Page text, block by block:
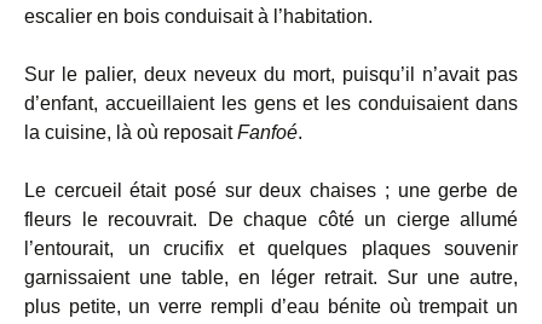
escalier en bois conduisait à l’habitation.
Sur le palier, deux neveux du mort, puisqu’il n’avait pas
d’enfant, accueillaient les gens et les conduisaient dans
la cuisine, là où reposaitFanfoé.
Le cercueil était posé sur deux chaises ; une gerbe de
fleurs le recouvrait. De chaque côté un cierge allumé
l’entourait, un crucifix et quelques plaques souvenir
garnissaient une table, en léger retrait. Sur une autre,
plus petite, un verre rempli d’eau bénite où trempait un